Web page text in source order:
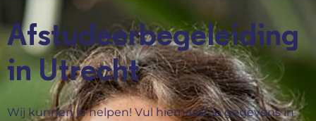
Afstudeerbegeleiding
in Utrecht
Wij kunnen je helpen! Vul hiernaast je gegevens in